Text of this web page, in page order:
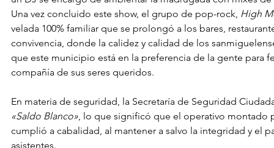
Una vez concluido este show, el grupo de pop-rock, High
velada 100% familiar que se prolongó a los bares,
convivencia, donde la calidez y calidad de los
que este municipio está en la preferencia de la gente para
compañía de sus seres queridos.
En materia de seguridad, la Secretaría de Seguridad
«Saldo Blanco», lo que significó que el operativo montado
cumplió a cabalidad, al mantener a salvo la integridad y el
asistentes.